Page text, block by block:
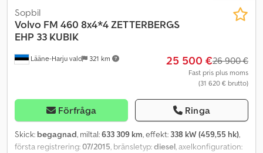
Lääne-Harju vald 321 km
Sopbil
Volvo FM 460 8x4*4 ZETTERBERGS
EHP 33 KUBIK
25 500 €26 900 €
Fast pris plus moms
(31 620 € brutto)
Förfråga Ringa
Skick: begagnad, miltal:633 309 km, effekt: 338 kW (459,55 hk),
första registrering:07/2015, bränsletyp:diesel, axelkonfiguration: